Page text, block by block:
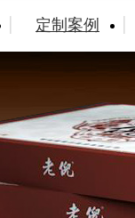
定制案例